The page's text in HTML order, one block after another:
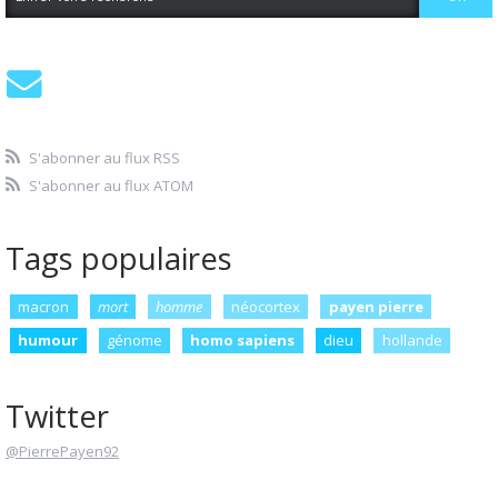
S'abonner au flux RSS
S'abonner au flux ATOM
Tags populaires
macron mort homme néocortex
payen pierre
humour
génome homo sapiens dieu hollande
Twitter
@PierrePayen92